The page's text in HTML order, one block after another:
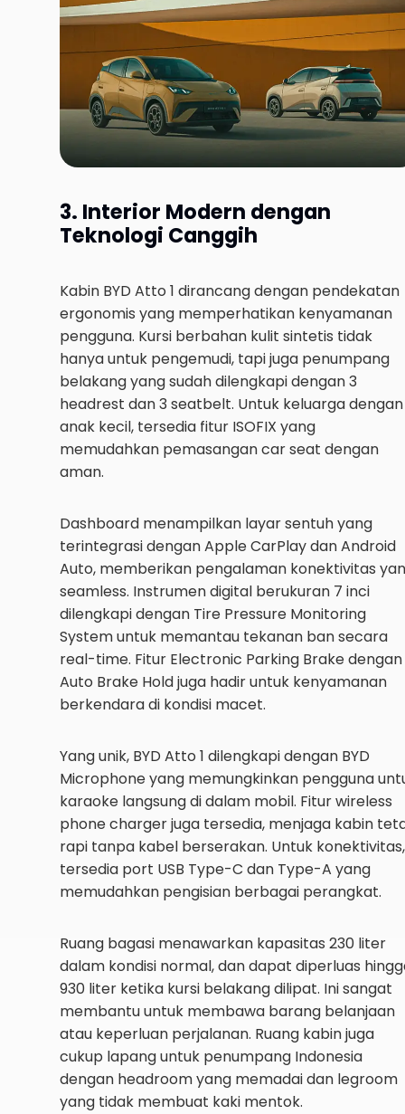
3. Interior Modern dengan
Teknologi Canggih
Kabin BYD Atto 1 dirancang dengan pendekatan
ergonomis yang memperhatikan kenyamanan
pengguna. Kursi berbahan kulit sintetis tidak
hanya untuk pengemudi, tapi juga penumpang
belakang yang sudah dilengkapi dengan 3
headrest dan 3 seatbelt. Untuk keluarga dengan
anak kecil, tersedia fitur ISOFIX yang
memudahkan pemasangan car seat dengan
aman.
Dashboard menampilkan layar sentuh yang
terintegrasi dengan Apple CarPlay dan Android
Auto, memberikan pengalaman konektivitas
seamless. Instrumen digital berukuran 7 inci
dilengkapi dengan Tire Pressure Monitoring
System untuk memantau tekanan ban secara
real-time. Fitur Electronic Parking Brake dengan
Auto Brake Hold juga hadir untuk kenyamanan
berkendara di kondisi macet.
Yang unik, BYD Atto 1 dilengkapi dengan BYD
Microphone yang memungkinkan pengguna
karaoke langsung di dalam mobil. Fitur wireless
phone charger juga tersedia, menjaga kabin
rapi tanpa kabel berserakan. Untuk konektivitas,
tersedia port USB Type-C dan Type-A yang
memudahkan pengisian berbagai perangkat.
Ruang bagasi menawarkan kapasitas 230 liter
dalam kondisi normal, dan dapat diperluas
930 liter ketika kursi belakang dilipat. Ini sangat
membantu untuk membawa barang belanjaan
atau keperluan perjalanan. Ruang kabin juga
cukup lapang untuk penumpang Indonesia
dengan headroom yang memadai dan legroom
yang tidak membuat kaki mentok.